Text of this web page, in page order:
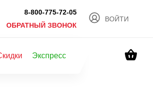
8-800-775-72-05
ОБРАТНЫЙ ЗВОНОК
ВОЙТИ
Экспресс